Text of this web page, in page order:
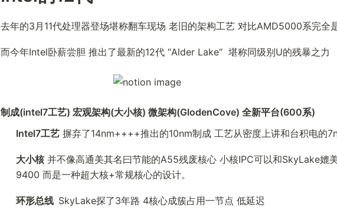
去年的3月11代处理器登场堪称翻车现场 老旧的架构工艺 对比AMD5000系完全
而今年Intel卧薪尝胆 推出了最新的12代 “Alder Lake“  堪称同级别U的残暴之力
制成(intel7工艺) 宏观架构(大小核) 微架构(GlodenCove) 全新平台(600系)
Intel7工艺 摒弃了14nm++++推出的10nm制成 工艺从密度上讲和台积电的
大小核 并不像高通美其名曰节能的A55残废核心 小核IPC可以和SkyLake媲
9400 而是一种超大核+常规核心的设计。
环形总线 SkyLake探了3年路 4核心成簇占用一节点 低延迟